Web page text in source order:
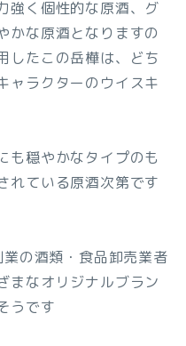
強く個性的な原酒、グ
かな原酒となりますの
したこの岳樺は、どち
ャラクターのウイスキ
も穏やかなタイプのも
れている原酒次第です
の酒類・食品卸売業者
まなオリジナルブラン
うです